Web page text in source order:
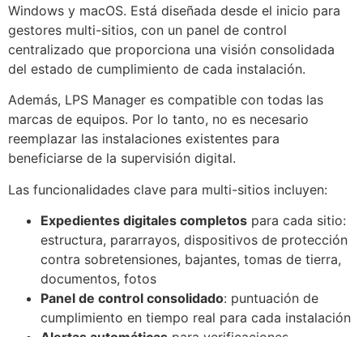
Windows y macOS. Está diseñada desde el inicio para
gestores multi-sitios, con un panel de control
centralizado que proporciona una visión consolidada
del estado de cumplimiento de cada instalación.
Además, LPS Manager es compatible con todas las
marcas de equipos. Por lo tanto, no es necesario
reemplazar las instalaciones existentes para
beneficiarse de la supervisión digital.
Las funcionalidades clave para multi-sitios incluyen:
Expedientes digitales completos para cada sitio:
estructura, pararrayos, dispositivos de protección
contra sobretensiones, bajantes, tomas de tierra,
documentos, fotos
Panel de control consolidado: puntuación de
cumplimiento en tiempo real para cada instalación